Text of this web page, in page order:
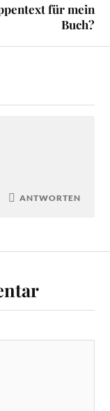
für mein
Buch?
ANTWORTEN